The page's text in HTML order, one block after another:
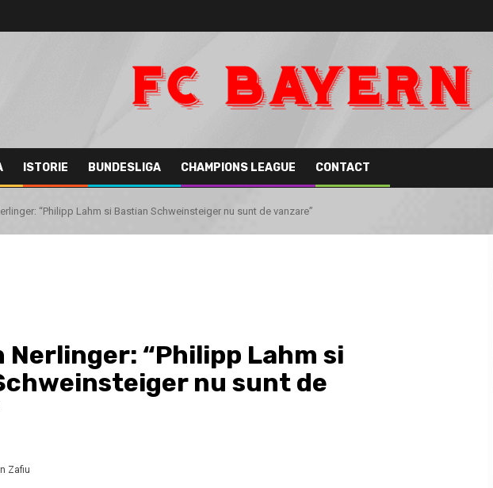
ISTORIE BUNDESLIGA CHAMPIONS LEAGUE CONTACT
“Philipp Lahm si Bastian Schweinsteiger nu sunt de vanzare”
“Philipp Lahm si
nu sunt de
Zafiu